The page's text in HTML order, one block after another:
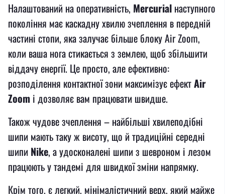
Налаштований на оперативність, Mercurial наступного
покоління має каскадну хвилю зчеплення в передній
частині стопи, яка залучає більше блоку Air Zoom,
коли ваша нога стикається з землею, щоб збільшити
віддачу енергії. Це просто, але ефективно:
розподілення контактної зони максимізує ефектAir
Zoom і дозволяє вам працювати швидше.
Також чудове зчеплення – найбільші хвилеподібні
шипи мають таку ж висоту, що й традиційні середні
шипи Nike, а удосконалені шипи з шевроном і лезом
працюють у тандемі для швидкої зміни напрямку.
Крім того, є легкий, мінімалістичний верх, який майже